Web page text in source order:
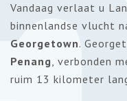
Vandaag verlaat u
binnenlandse vlucht
Georgetown.
Penang, verbonden
ruim 13 kilometer